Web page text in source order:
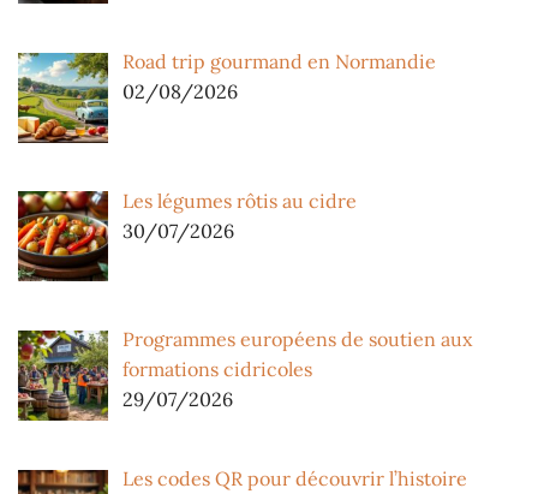
Road trip gourmand en Normandie
02/08/2026
Les légumes rôtis au cidre
30/07/2026
Programmes européens de soutien aux
formations cidricoles
29/07/2026
Les codes QR pour découvrir l’histoire